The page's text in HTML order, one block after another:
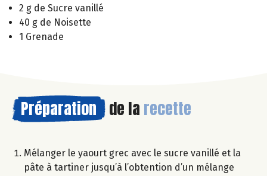
2 g de Sucre vanillé
40 g de Noisette
1 Grenade
Préparation de la recette
Mélanger le yaourt grec avec le sucre vanillé et la
pâte à tartiner jusqu’à l’obtention d’un mélange